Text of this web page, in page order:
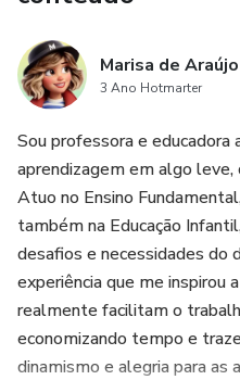
Marisa de
3 Ano Hotmarter
Sou professora e educadora
aprendizagem em algo leve,
Atuo no Ensino
também na Educação
desafios e necessidades do
experiência que me inspirou
realmente facilitam o
economizando tempo e
dinamismo e alegria para as